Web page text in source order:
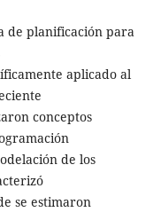
de planificación para
aplicado al
conceptos
de los
se estimaron